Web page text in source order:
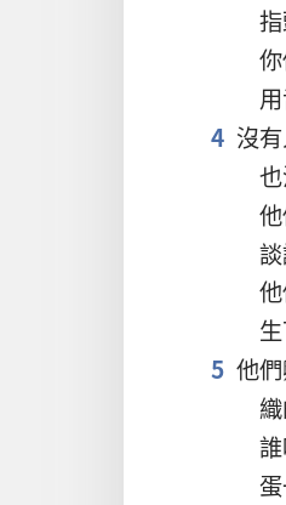
用
4 沒有
也
生
5 他們
織
誰
蛋